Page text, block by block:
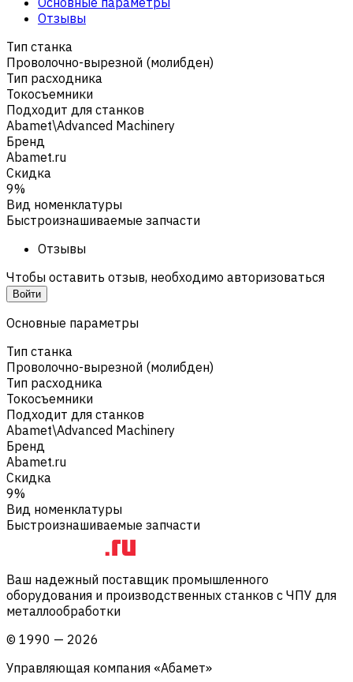
Отзывы
Тип станка
Проволочно-вырезной (молибден)
Тип расходника
Токосъемники
Подходит для станков
Abamet\Advanced Machinery
Бренд
Abamet.ru
Скидка
9%
Вид номенклатуры
Быстроизнашиваемые запчасти
Отзывы
Чтобы оставить отзыв, необходимо авторизоваться
Войти
Основные параметры
Тип станка
Проволочно-вырезной (молибден)
Тип расходника
Токосъемники
Подходит для станков
Abamet\Advanced Machinery
Бренд
Abamet.ru
Скидка
9%
Вид номенклатуры
Быстроизнашиваемые запчасти
Ваш надежный поставщик промышленного
оборудования и производственных станков с ЧПУ для
металлообработки
© 1990 — 2026
Управляющая компания «Абамет»